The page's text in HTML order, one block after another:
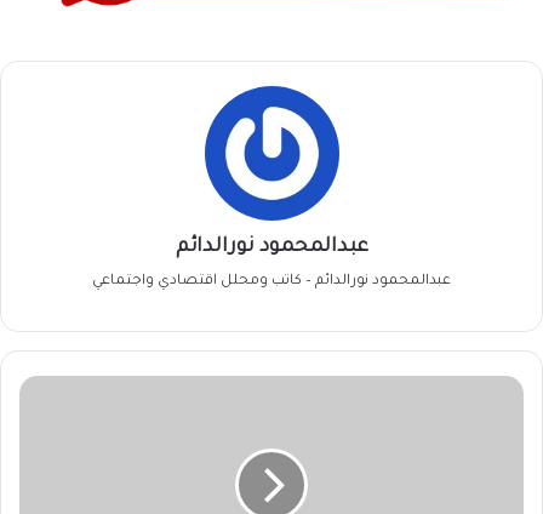
عبدالمحمود نورالدائم
عبدالمحمود نورالدائم – كاتب ومحلل اقتصادي واجتماعي
كسلا